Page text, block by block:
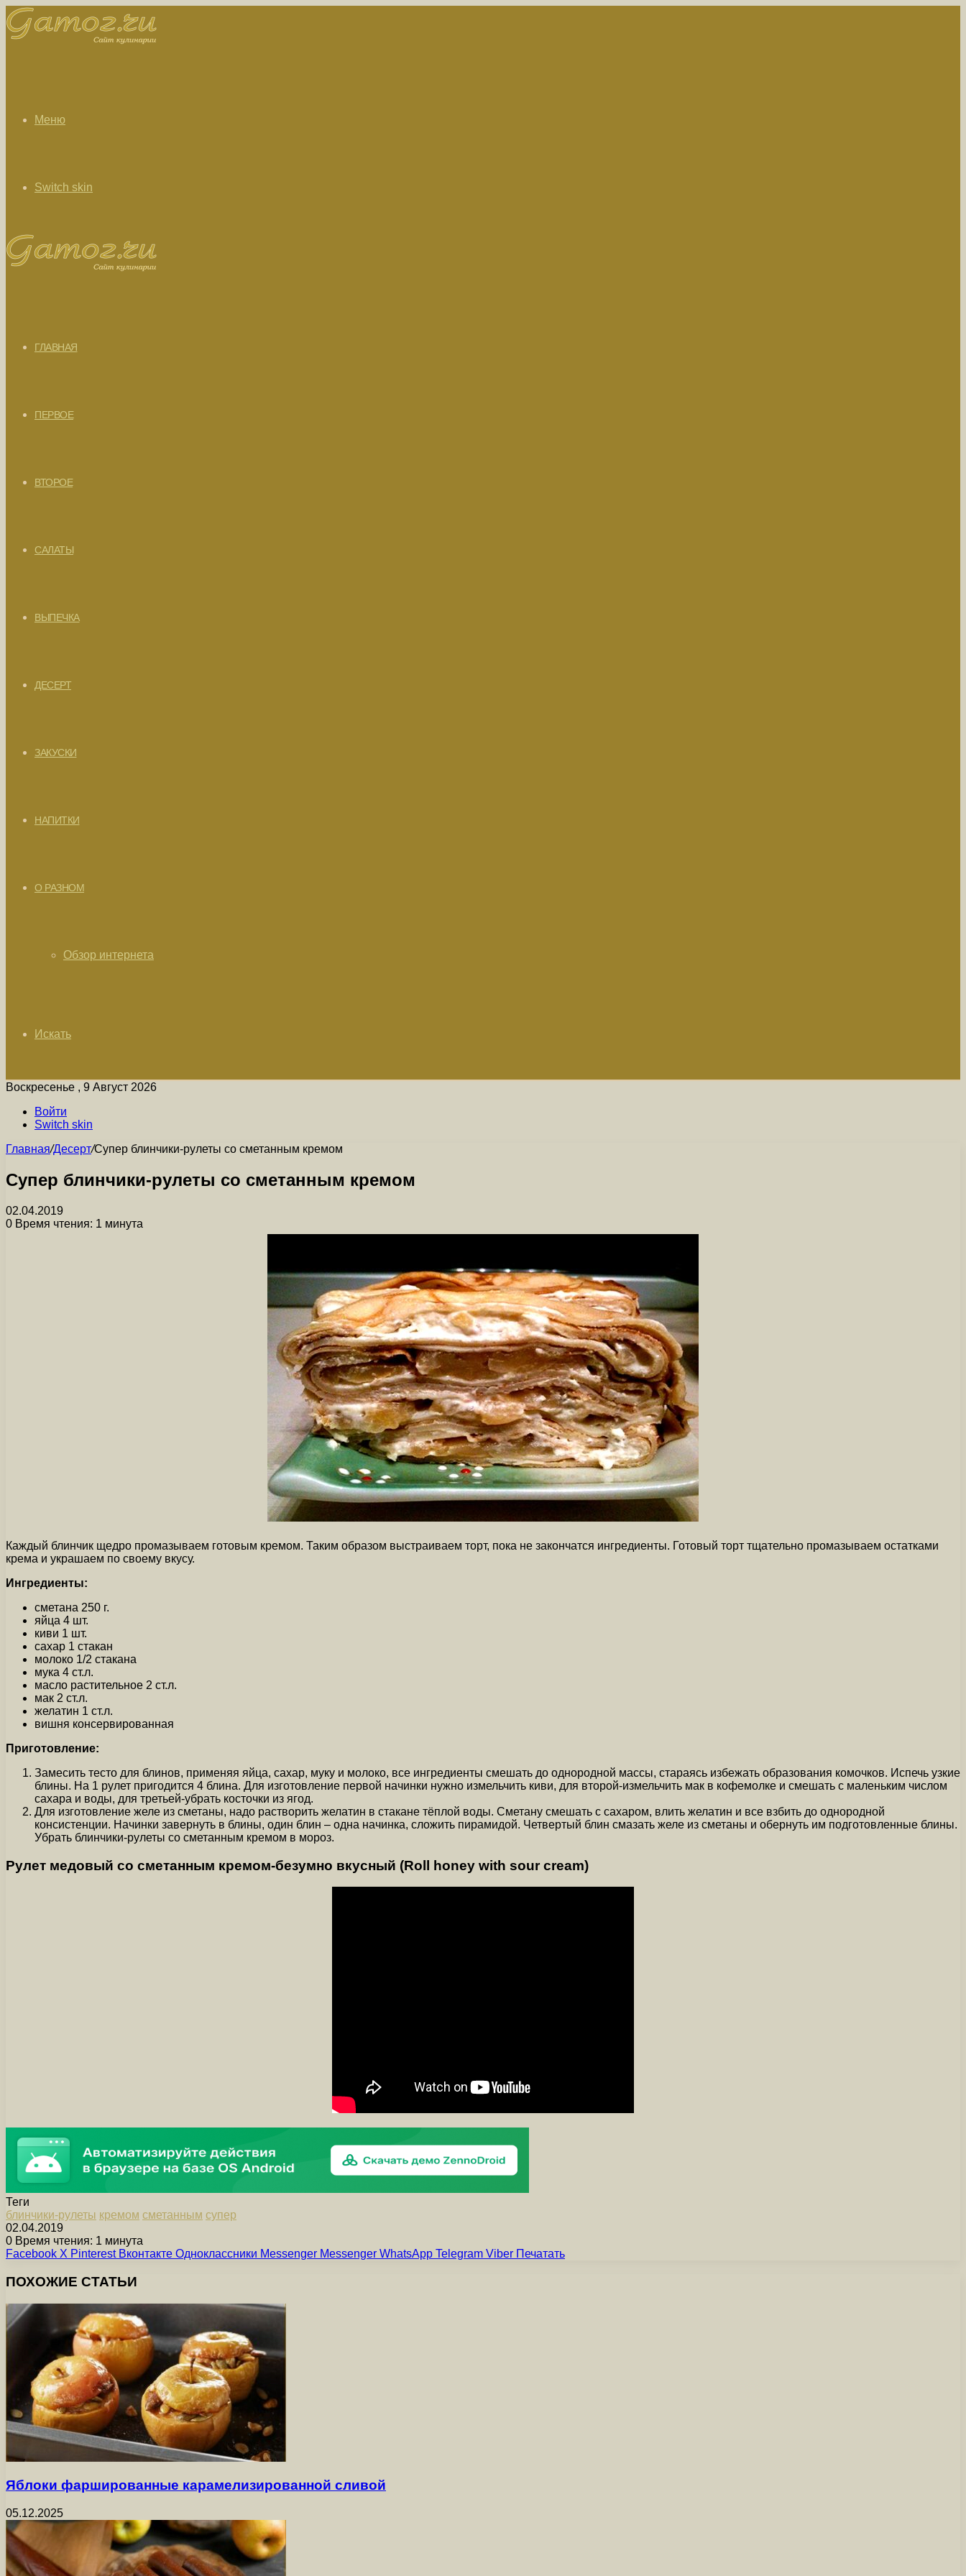
Меню
Switch skin
ГЛАВНАЯ
ПЕРВОЕ
ВТОРОЕ
САЛАТЫ
ВЫПЕЧКА
ДЕСЕРТ
ЗАКУСКИ
НАПИТКИ
О РАЗНОМ
Обзор интернета
Искать
Воскресенье , 9 Август 2026
Войти
Switch skin
Главная/Десерт/Супер блинчики-рулеты со сметанным кремом
Супер блинчики-рулеты со сметанным кремом
02.04.2019
0 Время чтения: 1 минута
Каждый блинчик щедро промазываем готовым кремом. Таким образом выстраиваем торт, пока не закончатся ингредиенты. Готовый торт тщательно промазываем остатками
крема и украшаем по своему вкусу.
Ингредиенты:
сметана 250 г.
яйца 4 шт.
киви 1 шт.
сахар 1 стакан
молоко 1/2 стакана
мука 4 ст.л.
масло растительное 2 ст.л.
мак 2 ст.л.
желатин 1 ст.л.
вишня консервированная
Приготовление:
Замесить тесто для блинов, применяя яйца, сахар, муку и молоко, все ингредиенты смешать до однородной массы, стараясь избежать образования комочков. Испечь узкие
блины. На 1 рулет пригодится 4 блина. Для изготовление первой начинки нужно измельчить киви, для второй-измельчить мак в кофемолке и смешать с маленьким числом
сахара и воды, для третьей-убрать косточки из ягод.
Для изготовление желе из сметаны, надо растворить желатин в стакане тёплой воды. Сметану смешать с сахаром, влить желатин и все взбить до однородной
консистенции. Начинки завернуть в блины, один блин – одна начинка, сложить пирамидой. Четвертый блин смазать желе из сметаны и обернуть им подготовленные блины.
Убрать блинчики-рулеты со сметанным кремом в мороз.
Рулет медовый со сметанным кремом-безумно вкусный (Roll honey with sour cream)
Теги
блинчики-рулеты кремом сметанным супер
02.04.2019
0 Время чтения: 1 минута
Facebook X Pinterest Вконтакте Одноклассники Messenger Messenger WhatsApp Telegram Viber Печатать
ПОХОЖИЕ СТАТЬИ
Яблоки фаршированные карамелизированной сливой
05.12.2025